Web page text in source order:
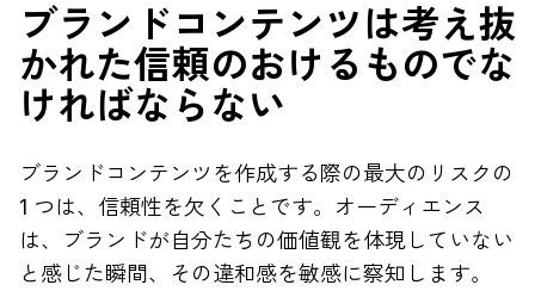
ブランドコンテンツは考え抜
かれた信頼のおけるものでな
ければならない
ブランドコンテンツを作成する際の最大のリスクの
1 つは、信頼性を欠くことです。オーディエンス
は、ブランドが自分たちの価値観を体現していない
と感じた瞬間、その違和感を敏感に察知します。